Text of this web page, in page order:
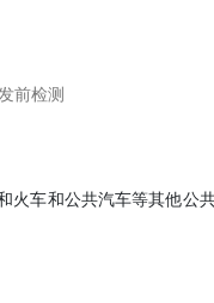
前检测
火车和公共汽车等其他公